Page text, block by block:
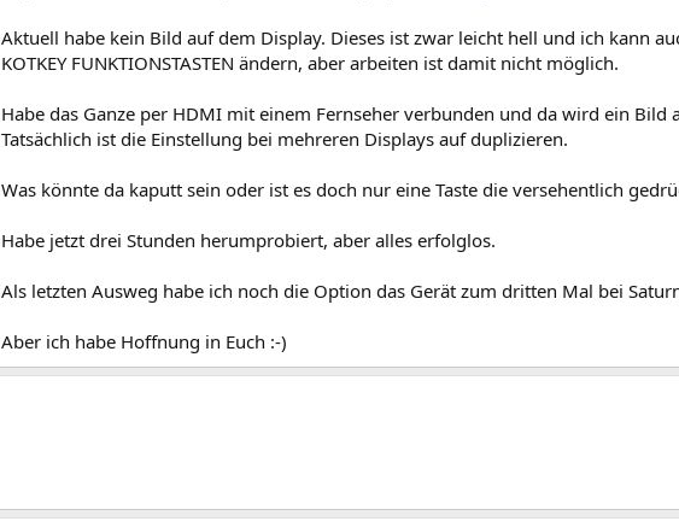
Aktuell habe kein Bild auf dem Display. Dieses ist zwar leicht hell und ich kann
KOTKEY FUNKTIONSTASTEN ändern, aber arbeiten ist damit nicht möglich.
Habe das Ganze per HDMI mit einem Fernseher verbunden und da wird ein Bild
Tatsächlich ist die Einstellung bei mehreren Displays auf duplizieren.
Was könnte da kaputt sein oder ist es doch nur eine Taste die versehentlich
Habe jetzt drei Stunden herumprobiert, aber alles erfolglos.
Als letzten Ausweg habe ich noch die Option das Gerät zum dritten Mal bei
Aber ich habe Hoffnung in Euch :-)